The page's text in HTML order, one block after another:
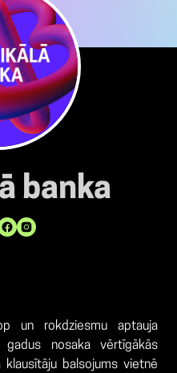
banka
un rokdziesmu aptauja
nosaka vērtīgākās
balsojums vietnē